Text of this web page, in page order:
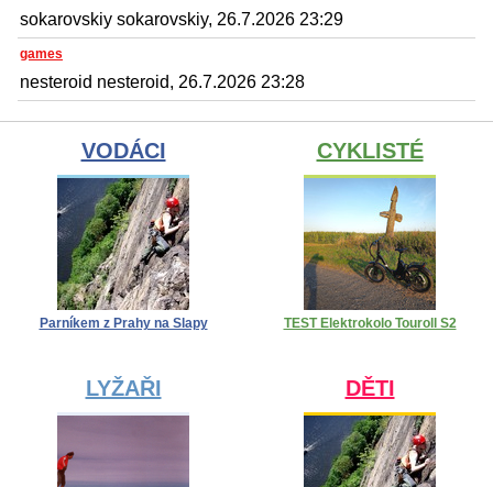
sokarovskiy sokarovskiy, 26.7.2026 23:29
games
nesteroid nesteroid, 26.7.2026 23:28
VODÁCI
Parníkem z Prahy na Slapy
CYKLISTÉ
TEST Elektrokolo Touroll S2
LYŽAŘI DĚTI